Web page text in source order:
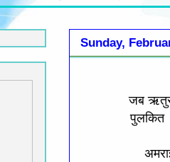
Sunday,
जब
पुलकित